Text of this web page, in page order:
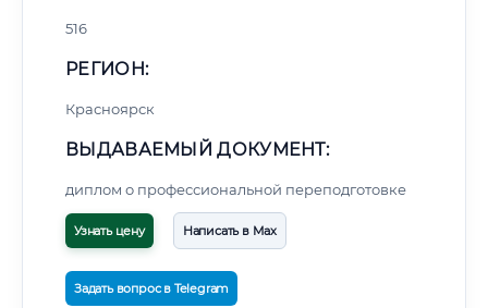
516
РЕГИОН:
Красноярск
ВЫДАВАЕМЫЙ ДОКУМЕНТ:
диплом о профессиональной переподготовке
Узнать цену Написать в Max
Задать вопрос в Telegram